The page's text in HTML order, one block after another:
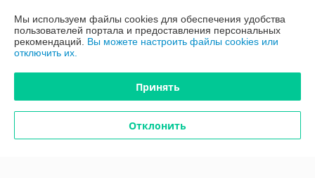
Доставка и оплата
График работы
Полная версия сайта
Политика обработки cookies
Мы используем файлы cookies для обеспечения удобства
пользователей портала и предоставления персональных
рекомендаций. Вы можете настроить файлы cookies или
отключить их.
Принять
Отклонить